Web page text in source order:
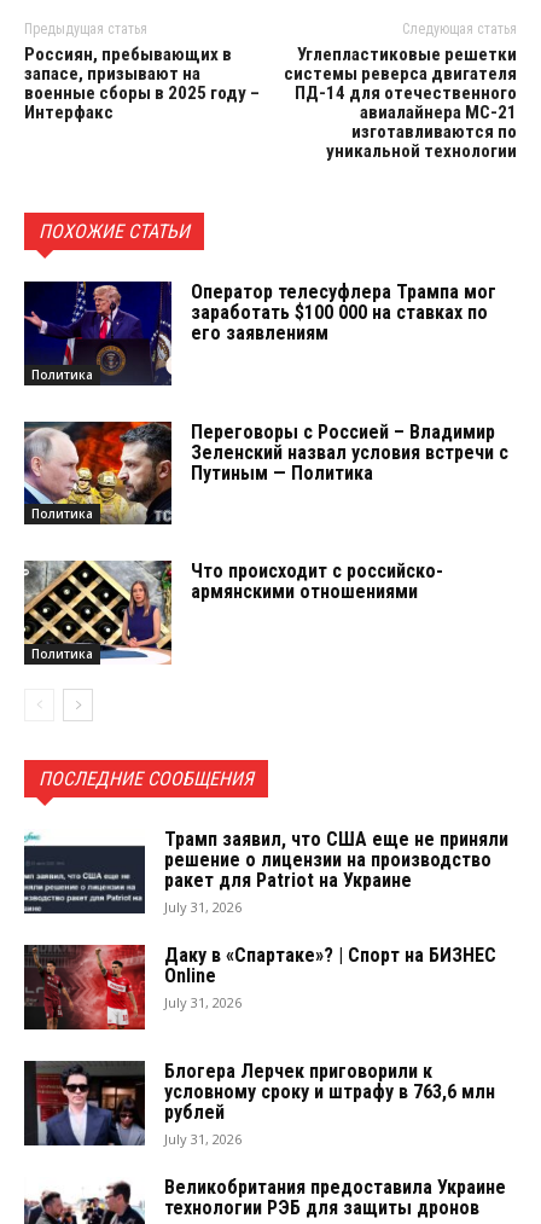
Предыдущая статья
Россиян, пребывающих в
запасе, призывают на
военные сборы в 2025 году –
Интерфакс
Следующая статья
Углепластиковые решетки
системы реверса двигателя
ПД-14 для отечественного
авиалайнера МС-21
изготавливаются по
уникальной технологии
ПОХОЖИЕ СТАТЬИ
Политика
Оператор телесуфлера Трампа мог
заработать $100 000 на ставках по
его заявлениям
Политика
Переговоры с Россией – Владимир
Зеленский назвал условия встречи с
Путиным — Политика
Политика
Что происходит с российско-
армянскими отношениями
ПОСЛЕДНИЕ СООБЩЕНИЯ
Трамп заявил, что США еще не приняли
решение о лицензии на производство
ракет для Patriot на Украине
July 31, 2026
Даку в «Спартаке»? | Спорт на БИЗНЕС
Online
July 31, 2026
Блогера Лерчек приговорили к
условному сроку и штрафу в 763,6 млн
рублей
July 31, 2026
Великобритания предоставила Украине
технологии РЭБ для защиты дронов